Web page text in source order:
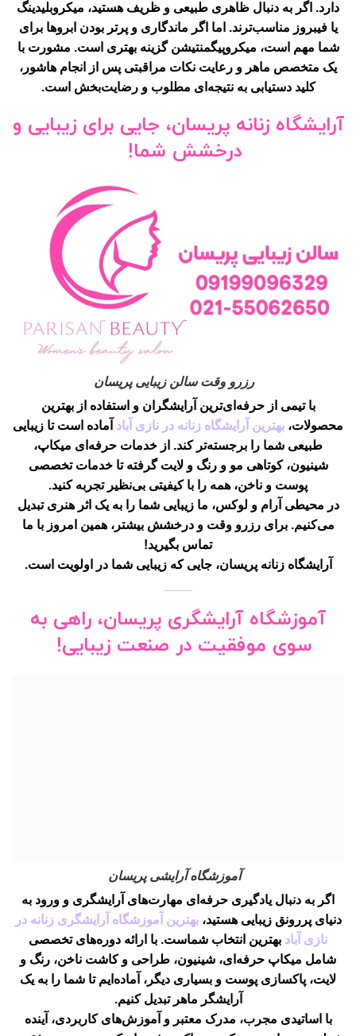
دارد. اگر به دنبال ظاهری طبیعی و ظریف هستید، میکروبلیدینگ
یا فیبروز مناسب‌ترند. اما اگر ماندگاری و پرتر بودن ابروها برای
شما مهم است، میکروپیگمنتیشن گزینه بهتری است. مشورت با
یک متخصص ماهر و رعایت نکات مراقبتی پس از انجام هاشور،
کلید دستیابی به نتیجه‌ای مطلوب و رضایت‌بخش است.
آرایشگاه زنانه پریسان، جایی برای زیبایی و
درخشش شما!
رزرو وقت سالن زیبایی پریسان
با تیمی از حرفه‌ای‌ترین آرایشگران و استفاده از بهترین
محصولات، بهترین آرایشگاه زنانه در نازی آباد آماده است تا زیبایی
طبیعی شما را برجسته‌تر کند. از خدمات حرفه‌ای میکاپ،
شینیون، کوتاهی مو و رنگ و لایت گرفته تا خدمات تخصصی
پوست و ناخن، همه را با کیفیتی بی‌نظیر تجربه کنید.
در محیطی آرام و لوکس، ما زیبایی شما را به یک اثر هنری تبدیل
می‌کنیم. برای رزرو وقت و درخشش بیشتر، همین امروز با ما
تماس بگیرید!
آرایشگاه زنانه پریسان، جایی که زیبایی شما در اولویت است.
آموزشگاه آرایشگری پریسان، راهی به
سوی موفقیت در صنعت زیبایی!
شغلی خود را تضمین کنید. هم‌اکنون ثبت‌نام کنید و مسیر موفقیت
خود را آغاز کنید!
آموزشگاه آرایشگری پریسان، پلی به سوی حرفه‌ای شدن.
10 سوال متداول درباره هاشور ابرو